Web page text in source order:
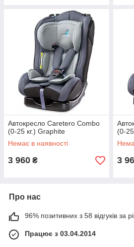
Автокресло Caretero Combo
(0-25 кг.) Graphite
Немає в наявності
3 960 ₴
(0-
3
Про нас
96% позитивних з 58 відгуків за
Працює з 03.04.2014